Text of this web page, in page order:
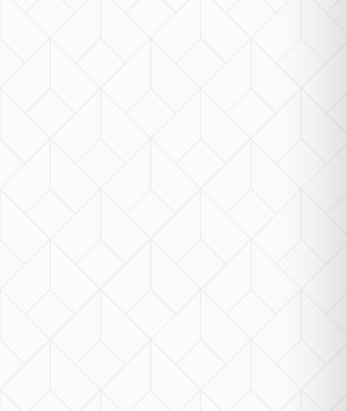
service, vehicles
condition and the
service was
thoughtful. Driver